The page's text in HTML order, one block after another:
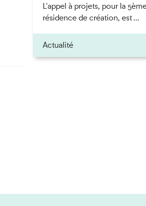
L'appel à projets, pour la
résidence de création, est ...
Actualité